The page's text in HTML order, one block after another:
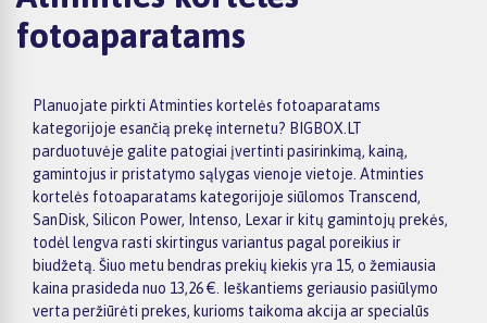
fotoaparatams
Planuojate pirkti Atminties kortelės fotoaparatams
kategorijoje esančią prekę internetu? BIGBOX.LT
parduotuvėje galite patogiai įvertinti pasirinkimą, kainą,
gamintojus ir pristatymo sąlygas vienoje vietoje. Atminties
kortelės fotoaparatams kategorijoje siūlomos Transcend,
SanDisk, Silicon Power, Intenso, Lexar ir kitų gamintojų prekės,
todėl lengva rasti skirtingus variantus pagal poreikius ir
biudžetą. Šiuo metu bendras prekių kiekis yra 15, o žemiausia
kaina prasideda nuo 13,26 €. Ieškantiems geriausio pasiūlymo
verta peržiūrėti prekes, kurioms taikoma akcija ar specialūs